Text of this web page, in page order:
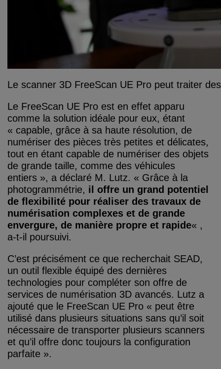
Le scanner 3D FreeScan UE Pro peut traiter
Le FreeScan UE Pro est en effet apparu
comme la solution idéale pour eux, étant
« capable, grâce à sa haute résolution, de
numériser des pièces très petites et délicates,
tout en étant capable de numériser des objets
de grande taille, comme des véhicules
entiers », a déclaré M. Lutz. « Grâce à la
photogrammétrie, il offre un grand potentiel
de flexibilité pour réaliser des travaux de
numérisation complexes et de grande
envergure, de manière propre et rapide« ,
a-t-il poursuivi.
C’est précisément ce que recherchait SEAD,
un outil flexible équipé des dernières
technologies pour compléter son offre de
services de numérisation 3D avancés. Lutz a
ajouté que le FreeScan UE Pro « peut être
utilisé dans plusieurs situations sans qu’il soit
nécessaire de transporter plusieurs scanners
et qu’il offre donc toujours la configuration
parfaite ».